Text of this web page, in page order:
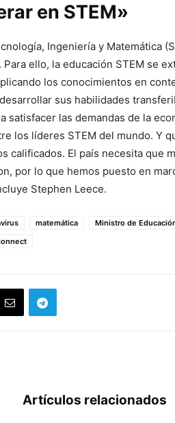
en STEM»
Ingeniería y Matemática
ello, la educación STEM se
los conocimientos en
sus habilidades
satisfacer las demandas de la
los líderes STEM del mundo. Y
calificados. El país necesita que
por lo que hemos puesto en
Stephen Leece.
matemática Ministro de
Artículos relacionados